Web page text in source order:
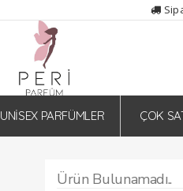
UNİSEX PARFÜMLER ÇOK
Ürün Bulunamadı..